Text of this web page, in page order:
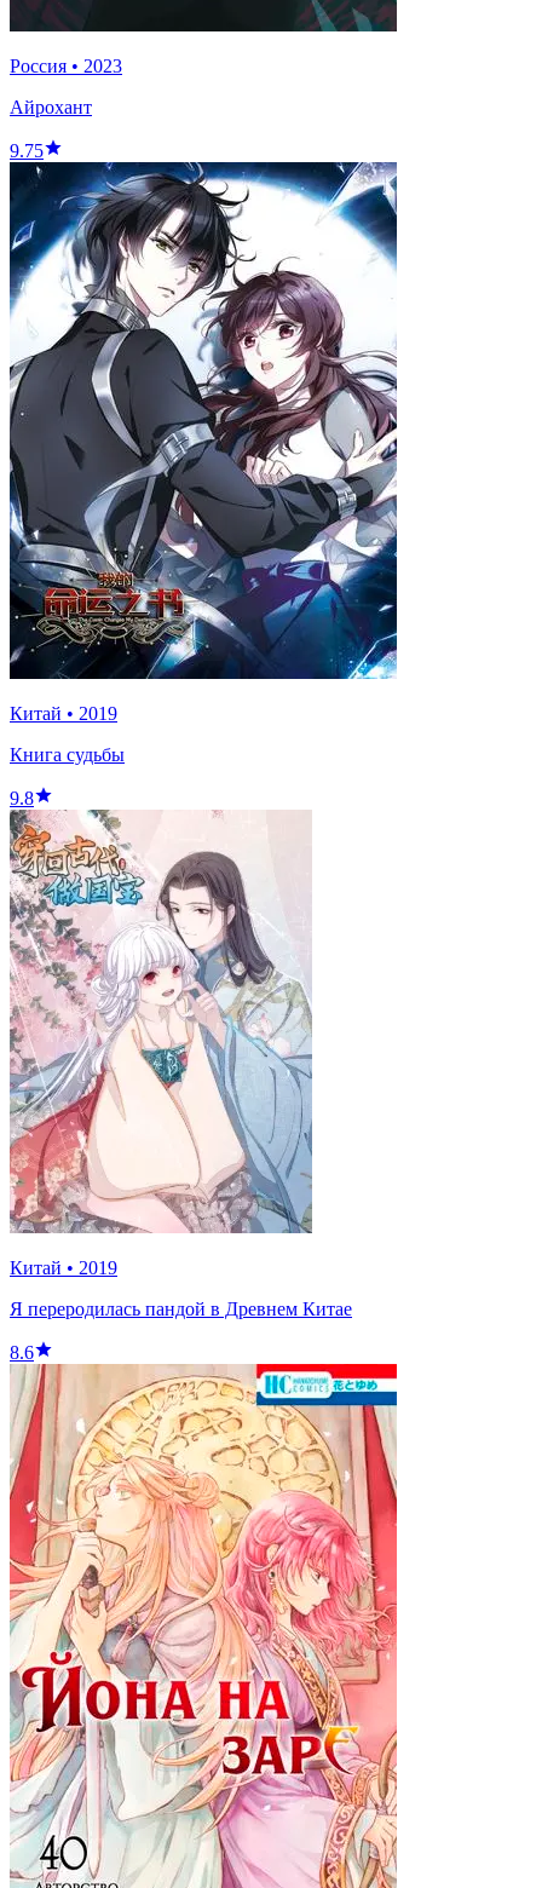
Россия • 2023
Айрохант
9.75
Китай • 2019
Книга судьбы
9.8
Китай • 2019
Я переродилась пандой в Древнем Китае
8.6